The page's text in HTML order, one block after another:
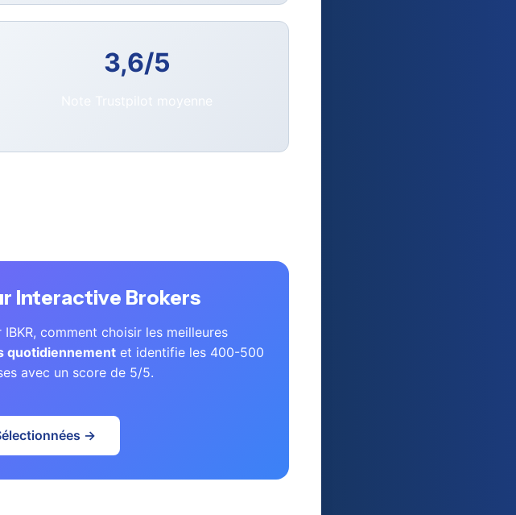
3,6/5
Note Trustpilot moyenne
Interactive Brokers
comment choisir les meilleures
quotidiennementet identifie les 400-500
avec un score de 5/5.
→